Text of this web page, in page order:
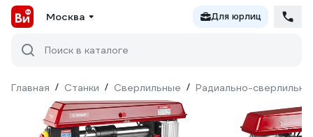
Москва Для юрлиц
Поиск в каталоге
Главная / Станки / Сверлильные / Радиально-